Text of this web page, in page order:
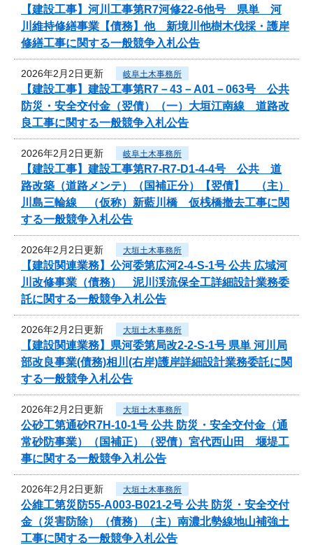
【建設工事】河川工事第R7河修22-6他号 県単 河
川維持修繕事業【債務】他 新境川他樹木伐採・護岸
修繕工事に関する一般競争入札公告
2026年2月2日更新 岐阜土木事務所
【建設工事】建設工事第R7－43－A01－063号 公共
防災・安全交付金（翌債）（一）大垣江南線 道路改
良工事に関する一般競争入札公告
2026年2月2日更新 岐阜土木事務所
【建設工事】建設工事第R7-R7-D1-4-4号 公共 道
路改築（道路メンテ）（国補正分）【翌債】 （主）
川島三輪線 （仮称）新藍川橋 仮桟橋撤去工事に関
する一般競争入札公告
2026年2月2日更新 大垣土木事務所
【建設関連業務】公河委第広河2-4-S-1号 公共 広域河
川改修事業（債務） 泥川渓流保全工詳細設計業務委
託に関する一般競争入札公告
2026年2月2日更新 大垣土木事務所
【建設関連業務】県河委第局改2-2-S-1号 県単 河川局
部改良事業(債務)相川(右岸)護岸詳細設計業務委託に関
する一般競争入札公告
2026年2月2日更新 大垣土木事務所
公砂工第通砂R7H-10-1号 公共 防災・安全交付金（通
常砂防事業）（国補正）（翌債）宮代西山田 堰堤工
事に関する一般競争入札公告
2026年2月2日更新 大垣土木事務所
公維工第災防55-A003-B021-2号 公共 防災・安全交付
金（災害防除）（債務）（主）南濃北勢線地山補強土
工事に関する一般競争入札公告